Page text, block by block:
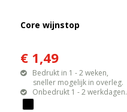
Core wijnstop
€ 1,49
Bedrukt in 1 - 2 weken,
sneller mogelijk in overleg.
Onbedrukt 1 - 2 werkdagen.